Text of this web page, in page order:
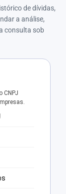
de dívidas,
a análise,
consulta sob
CNPJ